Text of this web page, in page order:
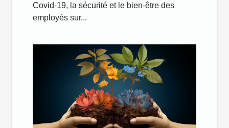
Covid-19, la sécurité et le bien-être des
employés sur...